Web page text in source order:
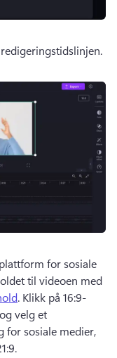
for sosiale
til videoen med
. Klikk på 16:9-
velg et
for sosiale medier,